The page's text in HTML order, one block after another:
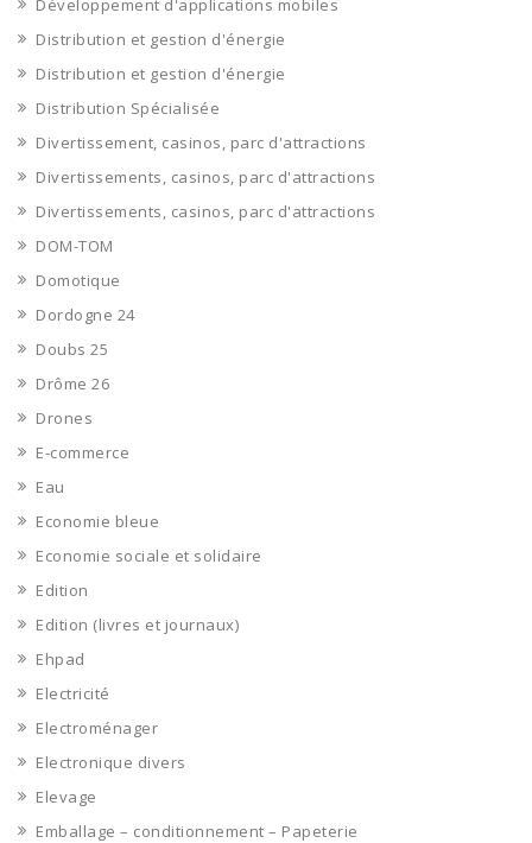
Développement d'applications mobiles
Distribution et gestion d'énergie
Distribution et gestion d'énergie
Distribution Spécialisée
Divertissement, casinos, parc d'attractions
Divertissements, casinos, parc d'attractions
Divertissements, casinos, parc d'attractions
DOM-TOM
Domotique
Dordogne 24
Doubs 25
Drôme 26
Drones
E-commerce
Eau
Economie bleue
Economie sociale et solidaire
Edition
Edition (livres et journaux)
Ehpad
Electricité
Electroménager
Electronique divers
Elevage
Emballage – conditionnement – Papeterie